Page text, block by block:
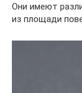
Они имеют
из площади